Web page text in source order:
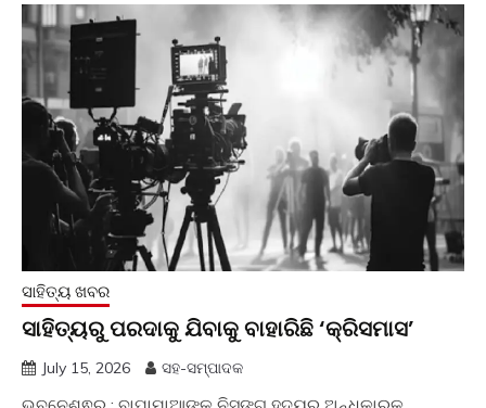
ସାହିତ୍ୟ ଖବର
ସାହିତ୍ୟରୁ ପରଦାକୁ ଯିବାକୁ ବାହାରିଛି ‘କ୍ରିସମାସ’
July 15, 2026 ସହ-ସମ୍ପାଦକ